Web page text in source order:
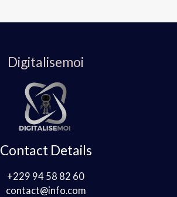
Digitalisemoi
Contact Details
+229 94 58 82 60
contact@info.com